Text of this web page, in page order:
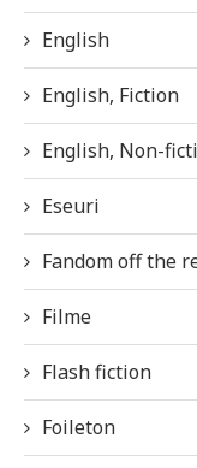
English
English, Fiction
English, Non-
Eseuri
Fandom off the
Filme
Flash fiction
Foileton